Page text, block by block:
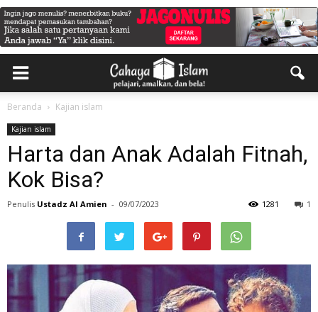
Beranda Kajian islam
Kajian islam
Harta dan Anak Adalah Fitnah,
Kok Bisa?
Penulis Ustadz Al Amien - 09/07/2023 1
1281